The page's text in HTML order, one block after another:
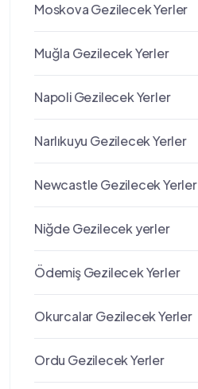
Moskova Gezilecek Yerler
Muğla Gezilecek Yerler
Napoli Gezilecek Yerler
Narlıkuyu Gezilecek Yerler
Newcastle Gezilecek Yerler
Niğde Gezilecek yerler
Ödemiş Gezilecek Yerler
Okurcalar Gezilecek Yerler
Ordu Gezilecek Yerler